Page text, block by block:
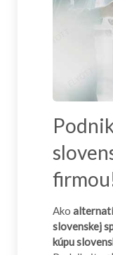
Ako
slovenskej
kúpu